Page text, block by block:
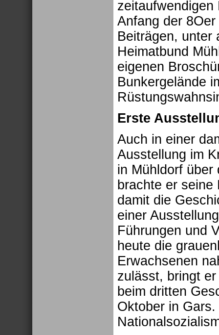
Anfang der
Beiträgen, unter
Heimatbund
eigenen
Bunkergelände
Erste
Auch in einer
Ausstellung im
in Mühldorf
brachte er
damit die
einer
Führungen und
heute die
Erwachsenen
zulässt, bringt
beim dritten
Oktober in